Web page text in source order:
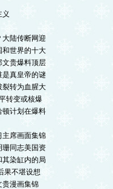
义
大陆传断网迎
和世界的十大
文贵爆料顶层
是真皇帝的谜
裂转为血腥大
转变或核爆
顿计划在爆料
主席画面集锦
珊同志美国资
其染缸内的局
果不堪设想
贵漫画集锦